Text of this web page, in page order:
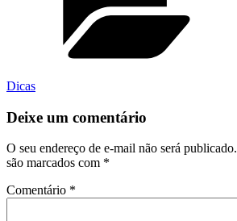
Dicas
Deixe um comentário
O seu endereço de e-mail não será publicado.
são marcados com *
Comentário *